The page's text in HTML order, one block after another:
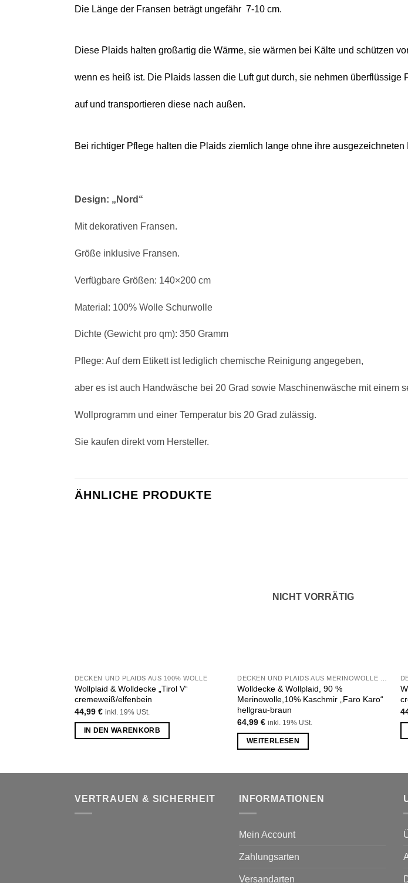
Die Länge der Fransen beträgt ungefähr 7-10 cm.
Diese Plaids halten großartig die Wärme, sie wärmen bei Kälte und schützen
wenn es heiß ist. Die Plaids lassen die Luft gut durch, sie nehmen überflüssige
auf und transportieren diese nach außen.
Bei richtiger Pflege halten die Plaids ziemlich lange ohne ihre ausgezeichneten
Design: „Nord“
Mit dekorativen Fransen.
Größe inklusive Fransen.
Verfügbare Größen: 140×200 cm
Material: 100% Wolle Schurwolle
Dichte (Gewicht pro qm): 350 Gramm
Pflege: Auf dem Etikett ist lediglich chemische Reinigung angegeben,
aber es ist auch Handwäsche bei 20 Grad sowie Maschinenwäsche mit einem
Wollprogramm und einer Temperatur bis 20 Grad zulässig.
Sie kaufen direkt vom Hersteller.
ÄHNLICHE PRODUKTE
DECKEN UND PLAIDS AUS 100% WOLLE
Wollplaid & Wolldecke „Tirol V“
cremeweiß/elfenbein
44,99 € inkl. 19% USt.
IN DEN WARENKORB
NICHT VORRÄTIG
DECKEN UND PLAIDS AUS MERINOWOLLE UND KASCHMIR
Wolldecke & Wollplaid, 90 %
Merinowolle,10% Kaschmir „Faro Karo“
hellgrau-braun
64,99€ inkl. 19% USt.
WEITERLESEN
VERTRAUEN & SICHERHEIT INFORMATIONEN
Mein Account
Zahlungsarten
Versandarten